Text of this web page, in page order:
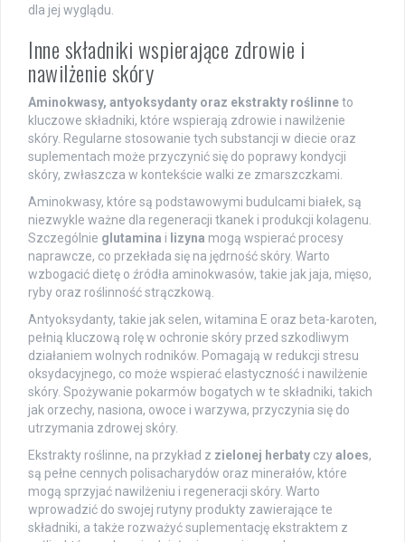
dla jej wyglądu.
Inne składniki wspierające zdrowie i
nawilżenie skóry
Aminokwasy, antyoksydanty oraz ekstrakty roślinneto
kluczowe składniki, które wspierają zdrowie i nawilżenie
skóry. Regularne stosowanie tych substancji w diecie oraz
suplementach może przyczynić się do poprawy kondycji
skóry, zwłaszcza w kontekście walki ze zmarszczkami.
Aminokwasy, które są podstawowymi budulcami białek, są
niezwykle ważne dla regeneracji tkanek i produkcji kolagenu.
Szczególnie glutamina i lizyna mogą wspierać procesy
naprawcze, co przekłada się na jędrność skóry. Warto
wzbogacić dietę o źródła aminokwasów, takie jak jaja, mięso,
ryby oraz roślinność strączkową.
Antyoksydanty, takie jak selen, witamina E oraz beta-karoten,
pełnią kluczową rolę w ochronie skóry przed szkodliwym
działaniem wolnych rodników. Pomagają w redukcji stresu
oksydacyjnego, co może wspierać elastyczność i nawilżenie
skóry. Spożywanie pokarmów bogatych w te składniki, takich
jak orzechy, nasiona, owoce i warzywa, przyczynia się do
utrzymania zdrowej skóry.
Ekstrakty roślinne, na przykład z zielonej herbaty czyaloes,
są pełne cennych polisacharydów oraz minerałów, które
mogą sprzyjać nawilżeniu i regeneracji skóry. Warto
wprowadzić do swojej rutyny produkty zawierające te
składniki, a także rozważyć suplementację ekstraktem z